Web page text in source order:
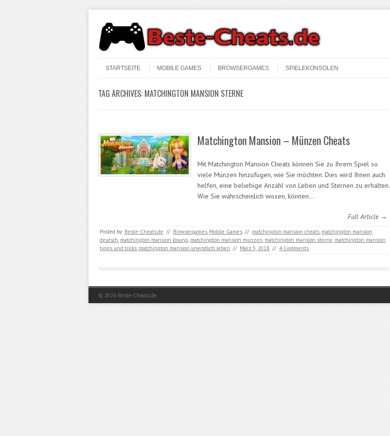
Menu
STARTSEITE
MOBILE GAMES BROWSERGAMES SPIELEKONSOLEN
TAG ARCHIVES: MATCHINGTON MANSION STERNE
Matchington Mansion – Münzen Cheats
Mit Matchington Mansion Cheats können Sie zu Ihrem Spiel so
viele Münzen hinzufügen, wie Sie möchten. Dies wird Ihnen auch
helfen, eine beliebige Anzahl von Leben und Sternen zu erhalten.
Wie Sie wahrscheinlich wissen, können…
Full Article →
Posted by: Beste-Cheats.de // Browsergames Mobile Games // matchington mansion cheats matchington mansion
deutsch matchington mansion lösung matchington mansion münzen matchington mansion sterne matchington mansion
tipps und tricks matchington mansion unendlich leben // März 5, 2018 // 4 Comments
© 2026 Beste-Cheats.de